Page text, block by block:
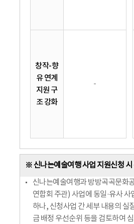
창작-향
유 연계
지원 구
조 강화
-
※ 신나는예술여행 사업 지원신청 시
신나는예술여행과 방방곡곡문화
연합회 주관) 사업에 동일·유사
하나, 신청사업 간 세부 내용의 실
금 배정 우선순위 등을 검토하여